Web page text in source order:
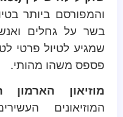
והמפורסם ביותר
בשר על גחלים
שמגיע לטיול פרטי
פספס משהו מהותי.
מוזיאון הארמון
המוזיאונים